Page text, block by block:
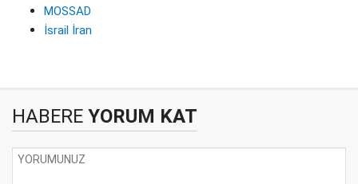
MOSSAD
İsrail İran
HABERE YORUM KAT